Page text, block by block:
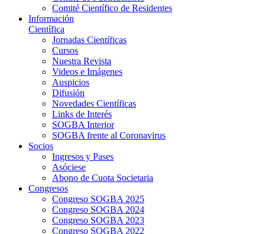
Comité Científico de Residentes
Información
Científica
Jornadas Científicas
Cursos
Nuestra Revista
Videos e Imágenes
Auspicios
Difusión
Novedades Científicas
Links de Interés
SOGBA Interior
SOGBA frente al Coronavirus
Socios
Ingresos y Pases
Asóciese
Abono de Cuota Societaria
Congresos
Congreso SOGBA 2025
Congreso SOGBA 2024
Congreso SOGBA 2023
Congreso SOGBA 2022